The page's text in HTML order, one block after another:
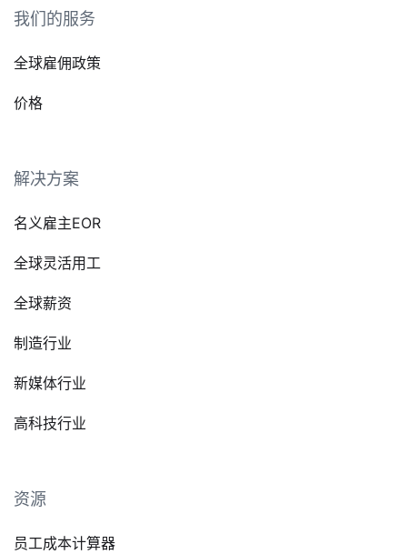
我们的服务
全球雇佣政策
价格
解决方案
名义雇主EOR
全球灵活用工
全球薪资
制造行业
新媒体行业
高科技行业
资源
员工成本计算器